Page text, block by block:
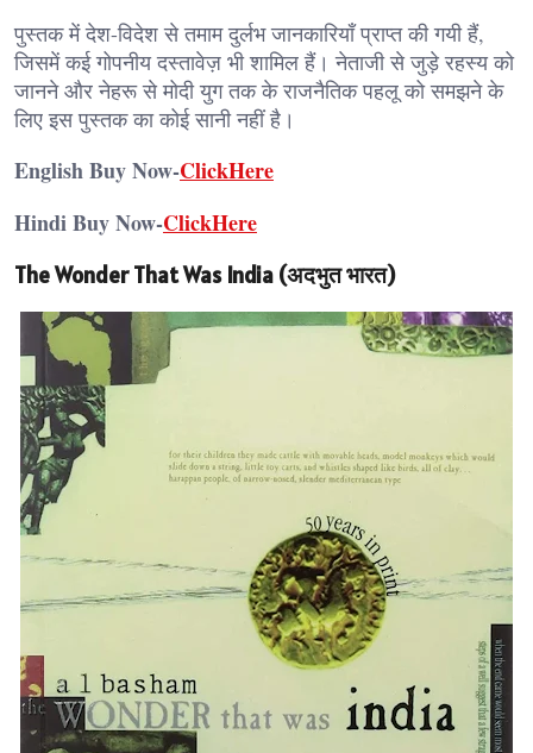
पुस्तक में देश-विदेश से तमाम दुर्लभ जानकारियाँ प्राप्त की गयी हैं,
जिसमें कई गोपनीय दस्तावेज़ भी शामिल हैं। नेताजी से जुड़े रहस्य को
जानने और नेहरू से मोदी युग तक के राजनैतिक पहलू को समझने के
लिए इस पुस्तक का कोई सानी नहीं है।
English Buy Now-ClickHere
Hindi Buy Now-ClickHere
The Wonder That Was India (अदभुत भारत)